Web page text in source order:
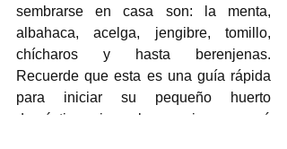
sembrarse en casa son: la menta,
albahaca, acelga, jengibre, tomillo,
chícharos y hasta berenjenas.
Recuerde que esta es una guía rápida
para iniciar su pequeño huerto
doméstico, sin embargo, siempre será